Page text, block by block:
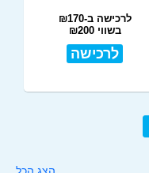
לרכישה ב-₪170
בשווי ₪200
לרכישה